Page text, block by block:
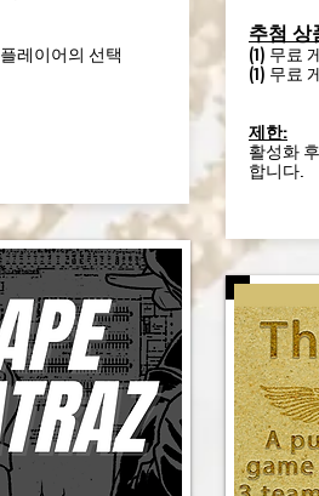
레이어의 선택
추첨 상
(1) 무료
(1) 무료
제한:
활성화
합니다.